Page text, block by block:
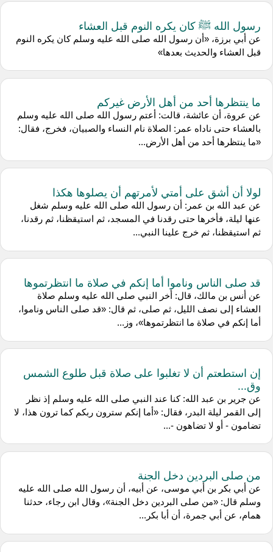
رسول الله ﷺ كان يكره النوم قبل العشاء
عن أبي برزة، «أن رسول الله صلى الله عليه وسلم كان يكره النوم
قبل العشاء والحديث بعدها»
ما ينتظرها أحد من أهل الأرض غيركم
عن عروة، أن عائشة، قالت: أعتم رسول الله صلى الله عليه وسلم
بالعشاء حتى ناداه عمر: الصلاة نام النساء والصبيان، فخرج، فقال:
«ما ينتظرها أحد من أهل الأرض...
لولا أن أشق على أمتي لأمرتهم أن يصلوها هكذا
عن عبد الله بن عمر: أن رسول الله صلى الله عليه وسلم شغل
عنها ليلة، فأخرها حتى رقدنا في المسجد، ثم استيقظنا، ثم رقدنا،
ثم استيقظنا، ثم خرج علينا النبي...
قد صلى الناس وناموا أما إنكم في صلاة ما انتظرتموها
عن أنس بن مالك، قال: أخر النبي صلى الله عليه وسلم صلاة
العشاء إلى نصف الليل، ثم صلى، ثم قال: «قد صلى الناس وناموا،
أما إنكم في صلاة ما انتظرتموها»، وز...
إن استطعتم أن لا تغلبوا على صلاة قبل طلوع الشمس
وق...
عن جرير بن عبد الله: كنا عند النبي صلى الله عليه وسلم إذ نظر
إلى القمر ليلة البدر، فقال: «أما إنكم سترون ربكم كما ترون هذا، لا
تضامون - أو لا تضاهون -...
من صلى البردين دخل الجنة
عن أبي بكر بن أبي موسى، عن أبيه، أن رسول الله صلى الله عليه
وسلم قال: «من صلى البردين دخل الجنة»، وقال ابن رجاء، حدثنا
همام، عن أبي جمرة، أن أبا بكر...